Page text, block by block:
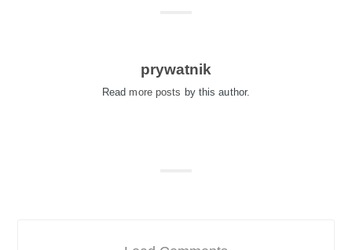
prywatnik
Read more posts by this author.